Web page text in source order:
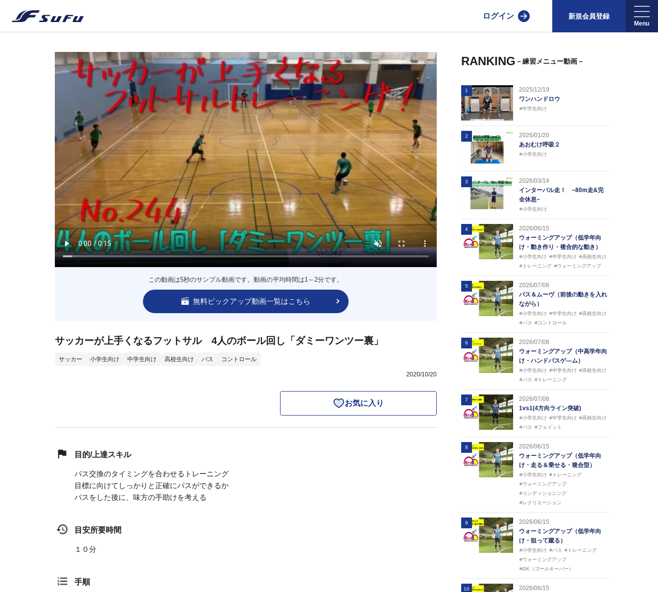
ログイン 新規会員登録
この動画は5秒のサンプル動画です。動画の平均時間は1～2分です。
無料ピックアップ動画一覧はこちら
サッカーが上手くなるフットサル 4人のボール回し「ダミーワンツー裏」
サッカー 小学生向け 中学生向け 高校生向け パス コントロール
2020/10/20
お気に入り
目的/上達スキル
パス交換のタイミングを合わせるトレーニング
目標に向けてしっかりと正確にパスができるか
パスをした後に、味方の手助けを考える
目安所要時間
１０分
手順
RANKING －練習メニュー動画－
1
2025/12/19
ワンハンドロウ
#中学生向け
2
2026/01/20
あおむけ呼吸２
#小学生向け
3
2026/03/14
インターバル走！ ~80m走&完
全休息~
#小学生向け
4
2026/06/15
ウォーミングアップ（低学年向
け・動き作り・複合的な動き）
#小学生向け #中学生向け #高校生向け
#トレーニング #ウォーミングアップ
5
2026/07/08
パス＆ムーヴ（前後の動きを入れ
ながら）
#小学生向け #中学生向け #高校生向け
#パス
#コントロール
6
2026/07/08
ウォーミングアップ（中高学年向
け・ハンドパスゲ―ム）
#小学生向け #中学生向け #高校生向け
#パス
#トレーニング
7
2026/07/08
1vs1(4方向ライン突破)
#小学生向け #中学生向け #高校生向け
#パス
#フェイント
8
2026/06/15
ウォーミングアップ（低学年向
け・走る＆乗せる・複合型）
#小学生向け #トレーニング
#ウォーミングアップ
#コンディショニング
#レクリエーション
9
2026/06/15
ウォーミングアップ（低学年向
け・狙って蹴る）
#小学生向け #パス
#トレーニング
#ウォーミングアップ
#GK（ゴールキーパー）
10
2026/06/15